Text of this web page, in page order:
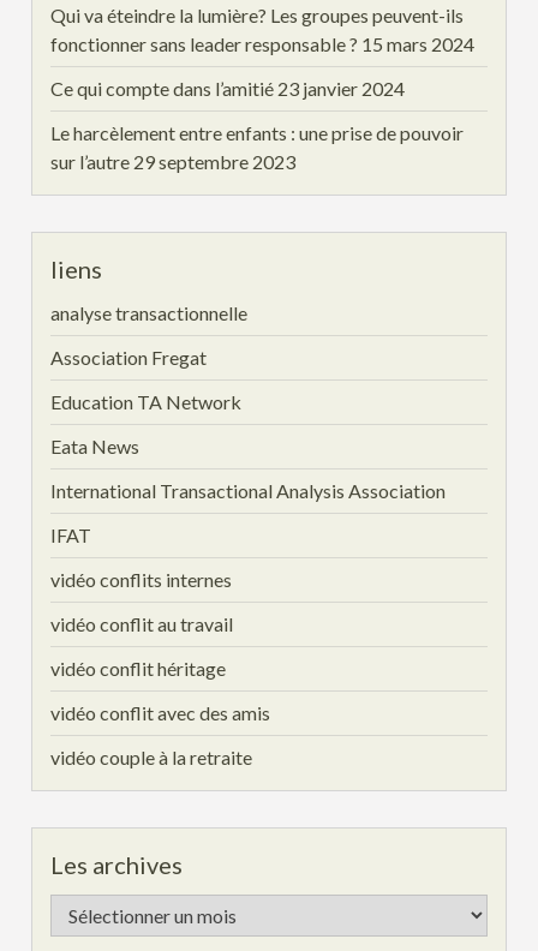
Qui va éteindre la lumière? Les groupes peuvent-ils
fonctionner sans leader responsable ? 15 mars 2024
Ce qui compte dans l’amitié 23 janvier 2024
Le harcèlement entre enfants : une prise de pouvoir
sur l’autre 29 septembre 2023
liens
analyse transactionnelle
Association Fregat
Education TA Network
Eata News
International Transactional Analysis Association
IFAT
vidéo conflits internes
vidéo conflit au travail
vidéo conflit héritage
vidéo conflit avec des amis
vidéo couple à la retraite
Les archives
Les
archives